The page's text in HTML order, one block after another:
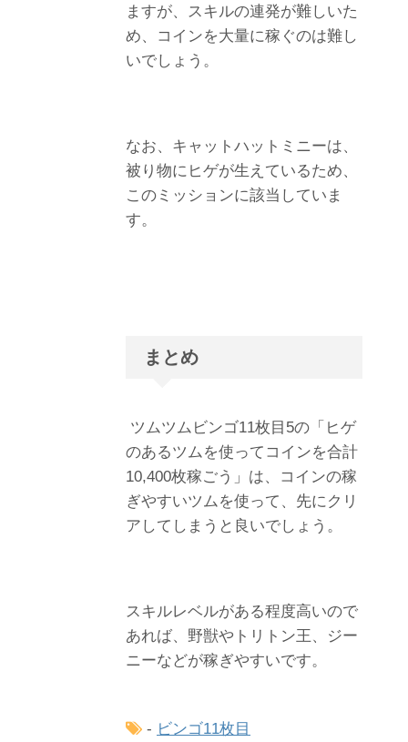
ますが、スキルの連発が難しいた
め、コインを大量に稼ぐのは難し
いでしょう。
なお、キャットハットミニーは、
被り物にヒゲが生えているため、
このミッションに該当していま
す。
まとめ
ツムツムビンゴ11枚目5の「ヒゲ
のあるツムを使ってコインを合計
10,400枚稼ごう」は、コインの稼
ぎやすいツムを使って、先にクリ
アしてしまうと良いでしょう。
スキルレベルがある程度高いので
あれば、野獣やトリトン王、ジー
ニーなどが稼ぎやすいです。
- ビンゴ11枚目